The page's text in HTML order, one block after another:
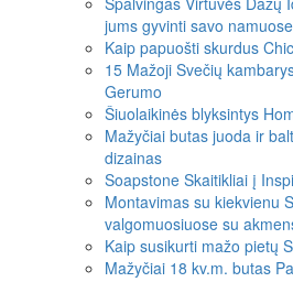
jums gyvinti savo namuose
Kaip papuošti skurdus
15 Mažoji Svečių
Gerumo
Šiuolaikinės blyksintys
Mažyčiai butas juoda ir
dizainas
Soapstone Skaitikliai į
Montavimas su kiekvienu
valgomuosiuose su
Kaip susikurti mažo pietų
Mažyčiai 18 kv.m. butas